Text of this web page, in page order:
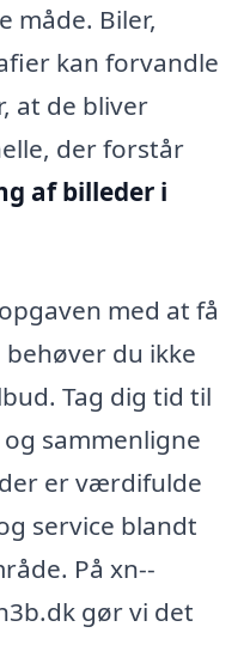
måde. Biler,
kan forvandle
at de bliver
der forstår
af billeder i
med at få
du ikke
Tag dig tid til
sammenligne
er værdifulde
service blandt
På xn--
gør vi det